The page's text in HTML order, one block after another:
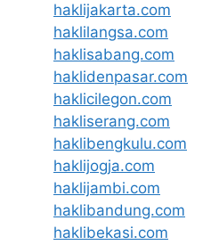
haklijakarta.com
haklilangsa.com
haklisabang.com
haklidenpasar.com
haklicilegon.com
hakliserang.com
haklibengkulu.com
haklijogja.com
haklijambi.com
haklibandung.com
haklibekasi.com